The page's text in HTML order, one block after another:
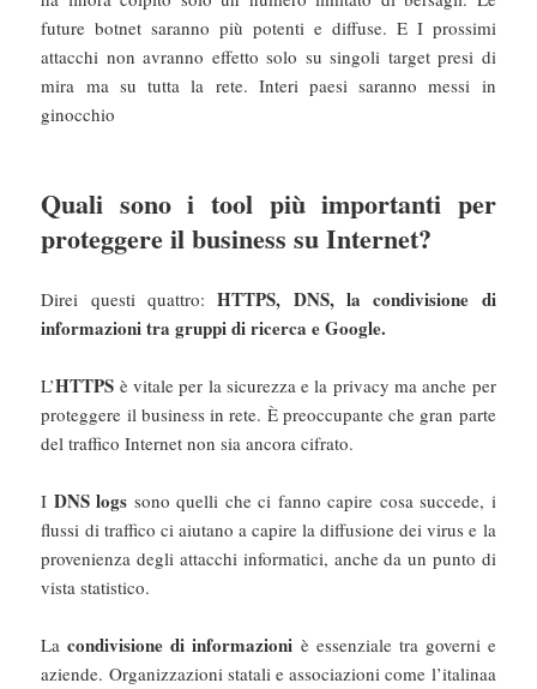
future botnet saranno più potenti e diffuse. E I prossimi
attacchi non avranno effetto solo su singoli target presi di
mira ma su tutta la rete. Interi paesi saranno messi in
ginocchio
Quali sono i tool più importanti per
proteggere il business su Internet?
Direi questi quattro: HTTPS, DNS, la condivisione di
informazioni tra gruppi di ricerca e Google.
L’HTTPS è vitale per la sicurezza e la privacy ma anche per
proteggere il business in rete. È preoccupante che gran parte
del traffico Internet non sia ancora cifrato.
I DNS logs sono quelli che ci fanno capire cosa succede, i
flussi di traffico ci aiutano a capire la diffusione dei virus e la
provenienza degli attacchi informatici, anche da un punto di
vista statistico.
Lacondivisione di informazioni è essenziale tra governi e
aziende. Organizzazioni statali e associazioni come l’italinaa